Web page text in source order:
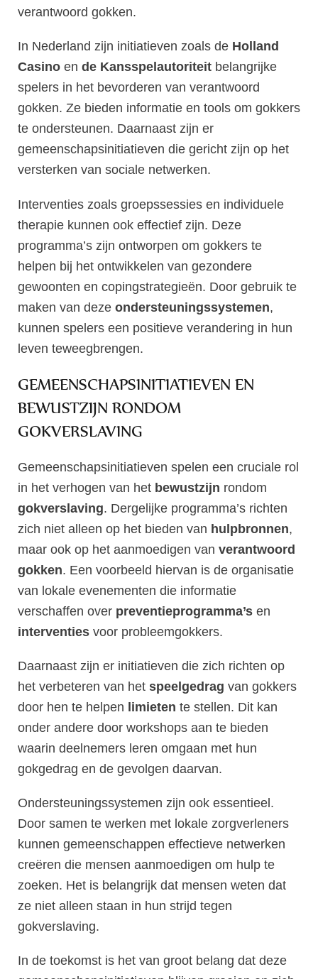
verantwoord gokken.
In Nederland zijn initiatieven zoals de Holland
Casino en de Kansspelautoriteit belangrijke
spelers in het bevorderen van verantwoord
gokken. Ze bieden informatie en tools om gokkers
te ondersteunen. Daarnaast zijn er
gemeenschapsinitiatieven die gericht zijn op het
versterken van sociale netwerken.
Interventies zoals groepssessies en individuele
therapie kunnen ook effectief zijn. Deze
programma’s zijn ontworpen om gokkers te
helpen bij het ontwikkelen van gezondere
gewoonten en copingstrategieën. Door gebruik te
maken van deze ondersteuningssystemen,
kunnen spelers een positieve verandering in hun
leven teweegbrengen.
GEMEENSCHAPSINITIATIEVEN EN
BEWUSTZIJN RONDOM
GOKVERSLAVING
Gemeenschapsinitiatieven spelen een cruciale rol
in het verhogen van het bewustzijn rondom
gokverslaving. Dergelijke programma’s richten
zich niet alleen op het bieden van hulpbronnen,
maar ook op het aanmoedigen van verantwoord
gokken. Een voorbeeld hiervan is de organisatie
van lokale evenementen die informatie
verschaffen over preventieprogramma’s en
interventies voor probleemgokkers.
Daarnaast zijn er initiatieven die zich richten op
het verbeteren van het speelgedrag van gokkers
door hen te helpen limieten te stellen. Dit kan
onder andere door workshops aan te bieden
waarin deelnemers leren omgaan met hun
gokgedrag en de gevolgen daarvan.
Ondersteuningssystemen zijn ook essentieel.
Door samen te werken met lokale zorgverleners
kunnen gemeenschappen effectieve netwerken
creëren die mensen aanmoedigen om hulp te
zoeken. Het is belangrijk dat mensen weten dat
ze niet alleen staan in hun strijd tegen
gokverslaving.
In de toekomst is het van groot belang dat deze